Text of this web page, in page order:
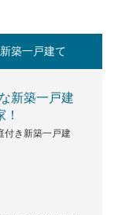
築一戸建て
新築一戸建
付き新築一戸建